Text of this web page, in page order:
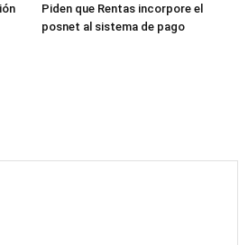
Piden que Rentas incorpore el
posnet al sistema de pago